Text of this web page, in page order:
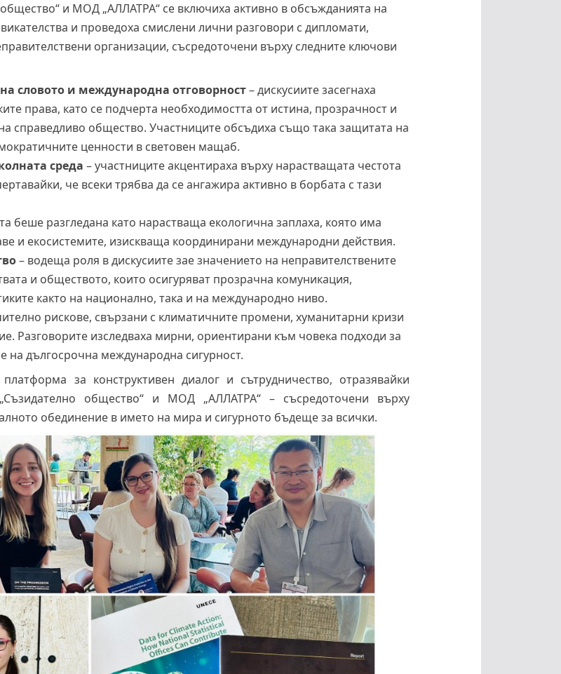
и МОД „АЛЛАТРА“ се включиха активно в обсъжданията на
и проведоха смислени лични разговори с дипломати,
организации, съсредоточени върху следните ключови
словото и международна отговорност– дискусиите засегнаха
права, като се подчерта необходимостта от истина, прозрачност и
справедливо общество. Участниците обсъдиха също така защитата на
ценности в световен мащаб.
среда – участниците акцентираха върху нарастващата честота
че всеки трябва да се ангажира активно в борбата с тази
беше разгледана като нарастваща екологична заплаха, която има
и екосистемите, изискваща координирани международни действия.
– водеща роля в дискусиите зае значението на неправителствените
и обществото, които осигуряват прозрачна комуникация,
както на национално, така и на международно ниво.
рискове, свързани с климатичните промени, хуманитарни кризи
Разговорите изследваха мирни, ориентирани към човека подходи за
на дългосрочна международна сигурност.
за конструктивен диалог и сътрудничество, отразявайки
общество“ и МОД „АЛЛАТРА“ – съсредоточени върху
обединение в името на мира и сигурното бъдеще за всички.